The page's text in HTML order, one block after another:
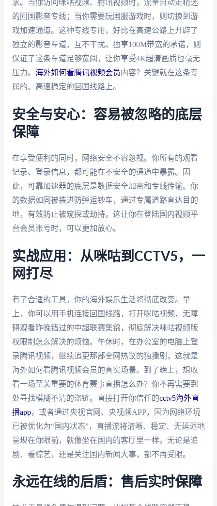
求。当你访问咪咕视频、腾讯视频时，流量自动走精选
的回国影音专线；当你需要玩国服游戏时，则切换到游
戏加速通道。这种专线专用，好比在高速公路上开辟了
独立的影音车道，互不干扰。独享100M带宽的承诺，则
保证了这条车道足够宽阔，让你享受4K超清画质也毫无
压力。 海外如何看腾讯视频会员内容？关键就在这条专
属的、高速稳定的回国线路上。
安全与安心：容易被忽略的底层
保障
在享受便利的同时，网络安全不容忽视。你所有的观看
记录、登录信息，都可能在不安全的通道中暴露。因
此，可靠加速器的底层是数据安全加密和专线传输。你
的数据如同被装进防弹运钞车，通过专属道路直达目的
地，有效防止被窥探或劫持。这让你在登陆国内视频平
台会员账号时，可以更加放心。
实战应用：从咪咕到CCTV5，一
网打尽
有了合适的工具，你的海外娱乐生活将彻底改变。早
上，你可以用手机连接回国线路，打开咪咕视频，无障
碍观看昨晚错过的中超联赛集锦，彻底解决咪咕视频版
权限制怎么解决的烦恼。午休时，在办公室的电脑上登
录腾讯视频，继续追更那部全网热议的独播剧，这就是
海外如何看腾讯视频会员的真实场景。到了晚上，想收
看一场至关重要的体育赛事直播怎么办？你不再需要到
处寻找模糊不清的盗链。直接打开你信任的cctv5海外直
播app，或者通过央视官网、央视频APP，因为网络环境
已被优化为“国内状态”，直播流将清晰、稳定、无延迟地
呈现在你眼前，就像坐在国内的客厅里一样。无论是追
剧、看综艺，还是关注国内新闻大事，都不再受限。
永远在线的后盾：售后实时保障